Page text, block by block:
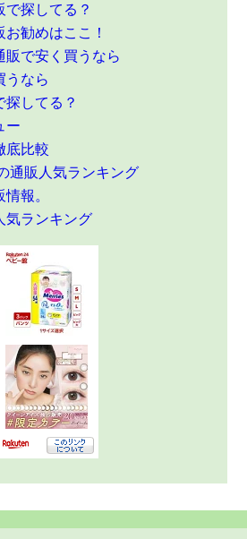
で探してる？
勧めはここ！
販で安く買うなら
うなら
探してる？
ー
底比較
通販人気ランキング
報。
気ランキング